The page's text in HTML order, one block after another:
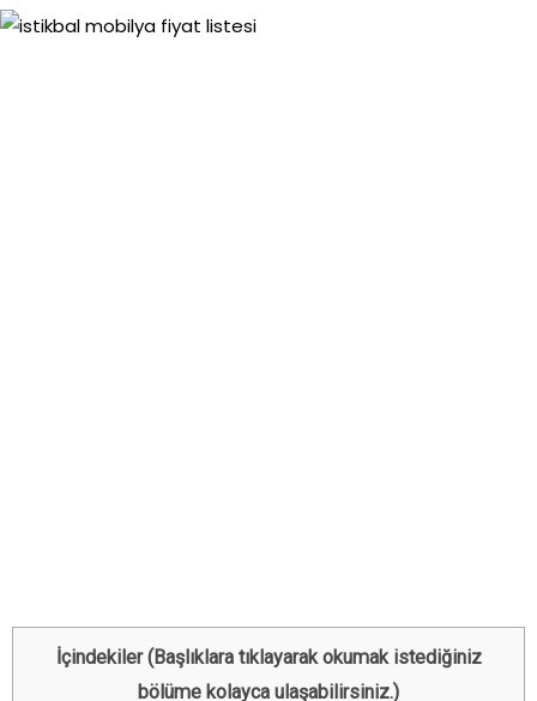
İçindekiler (Başlıklara tıklayarak okumak istediğiniz
bölüme kolayca ulaşabilirsiniz.)